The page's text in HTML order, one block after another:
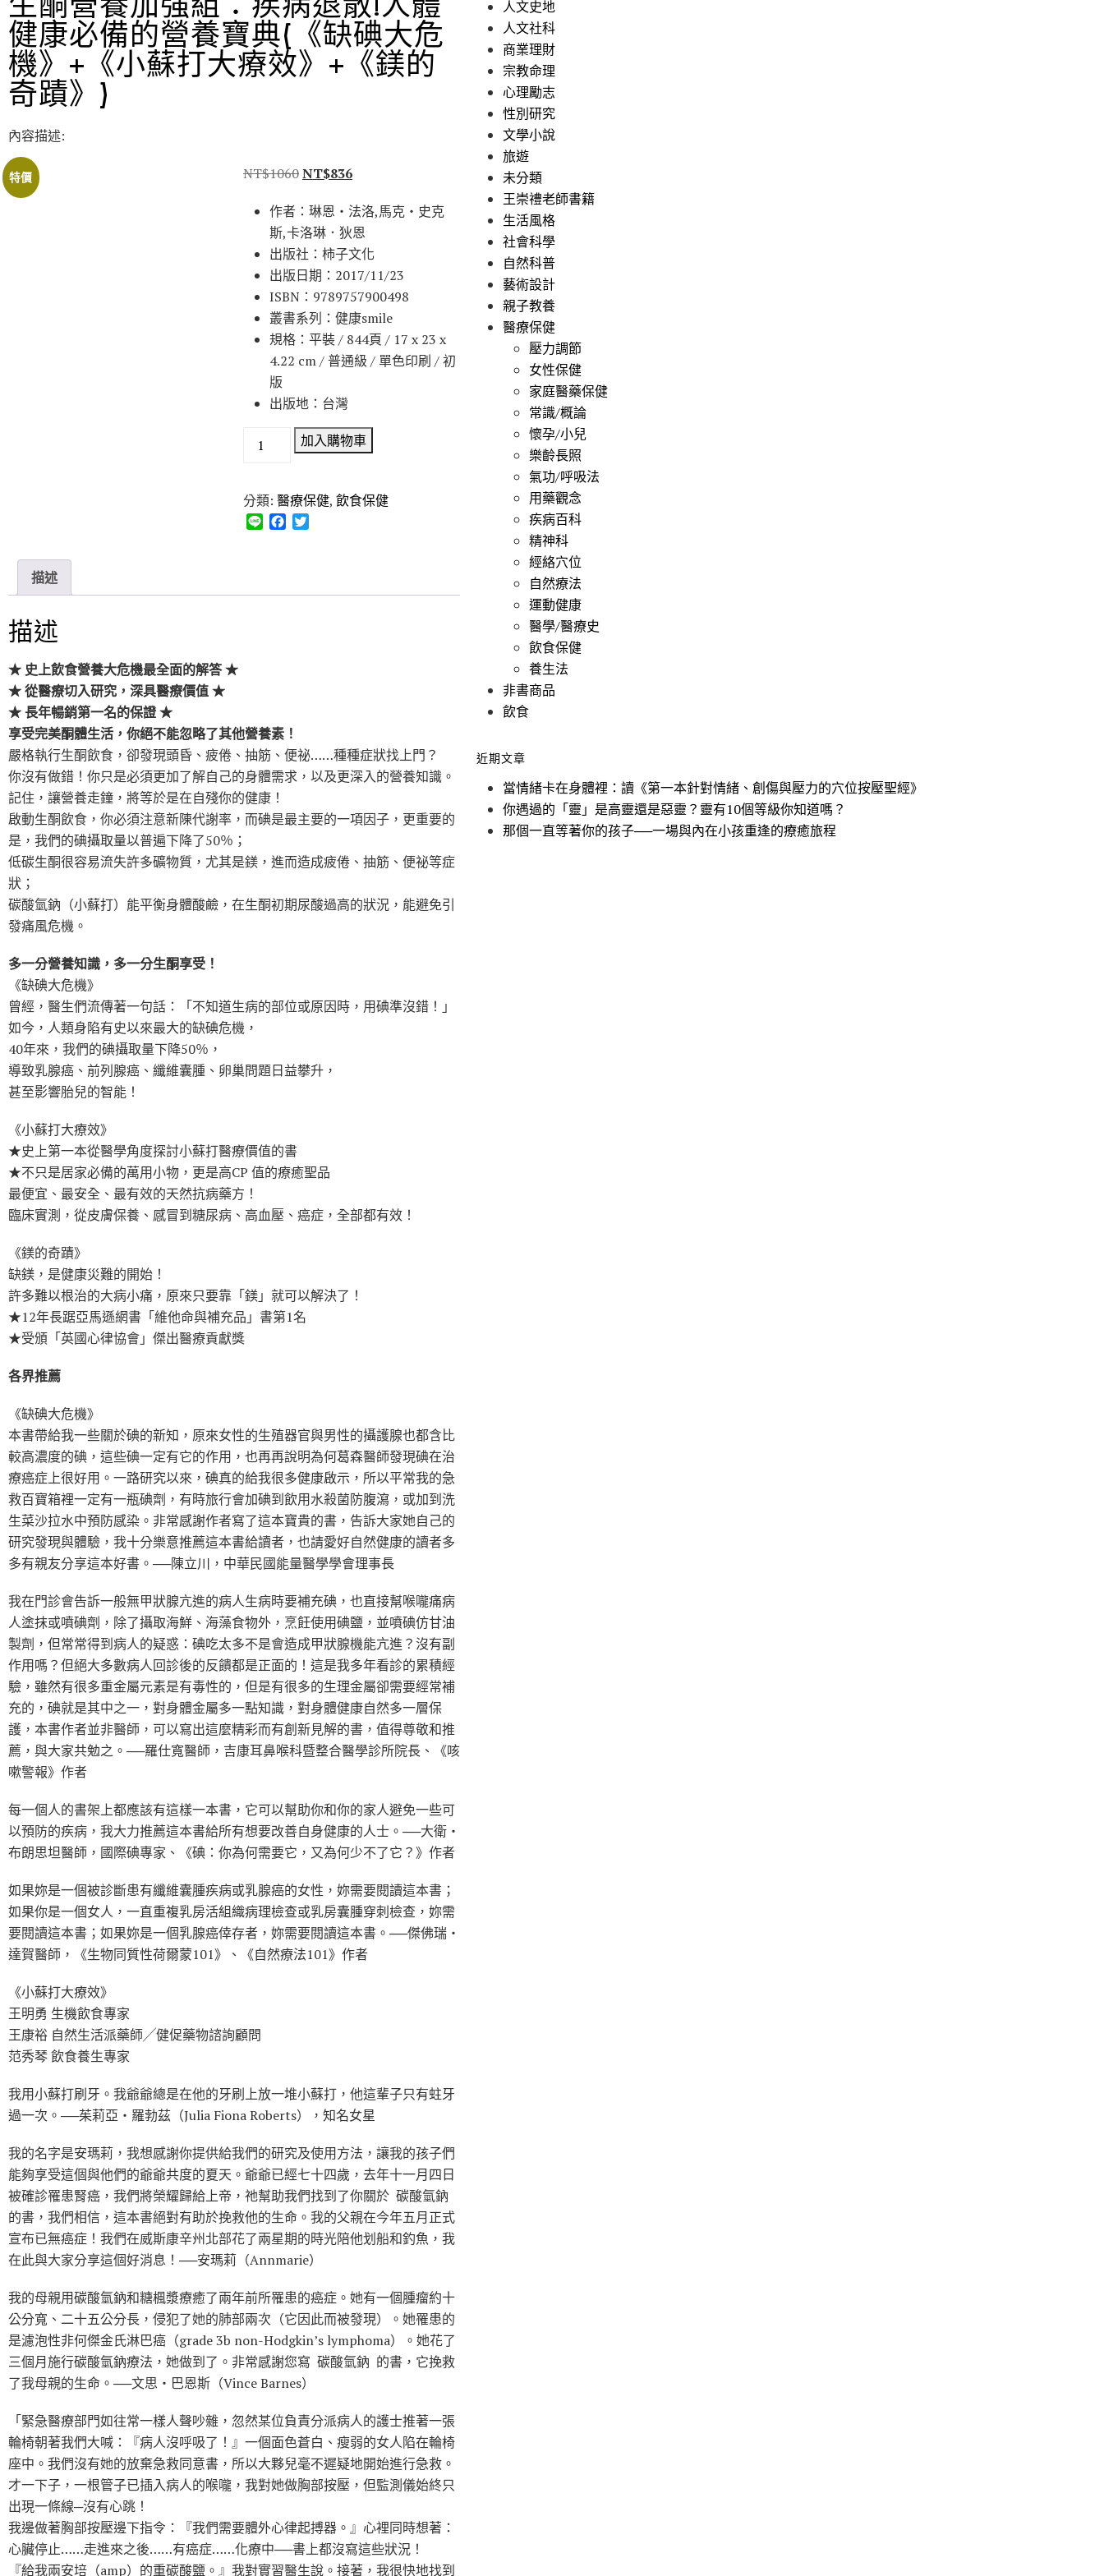
健康必備的營養寶典(《缺碘大危
機》+《小蘇打大療效》+《鎂的
奇蹟》)
內容描述:
特價 NT$1060NT$836
作者：琳恩‧法洛,馬克‧史克
斯,卡洛琳．狄恩
出版社：柿子文化
出版日期：2017/11/23
ISBN：9789757900498
叢書系列：健康smile
規格：平裝 / 844頁 / 17 x 23 x
4.22 cm / 普通級 / 單色印刷 / 初
版
出版地：台灣
加入購物車
分類: 醫療保健, 飲食保健
描述
描述
★ 史上飲食營養大危機最全面的解答 ★
★ 從醫療切入研究，深具醫療價值 ★
★ 長年暢銷第一名的保證 ★
享受完美酮體生活，你絕不能忽略了其他營養素！
嚴格執行生酮飲食，卻發現頭昏、疲倦、抽筋、便祕……種種症狀找上門？
你沒有做錯！你只是必須更加了解自己的身體需求，以及更深入的營養知識。
記住，讓營養走鐘，將等於是在自殘你的健康！
啟動生酮飲食，你必須注意新陳代謝率，而碘是最主要的一項因子，更重要的
是，我們的碘攝取量以普遍下降了50％；
低碳生酮很容易流失許多礦物質，尤其是鎂，進而造成疲倦、抽筋、便祕等症
狀；
碳酸氫鈉（小蘇打）能平衡身體酸鹼，在生酮初期尿酸過高的狀況，能避免引
發痛風危機。
多一分營養知識，多一分生酮享受！
《缺碘大危機》
曾經，醫生們流傳著一句話：「不知道生病的部位或原因時，用碘準沒錯！」
如今，人類身陷有史以來最大的缺碘危機，
40年來，我們的碘攝取量下降50％，
導致乳腺癌、前列腺癌、纖維囊腫、卵巢問題日益攀升，
甚至影響胎兒的智能！
《小蘇打大療效》
★史上第一本從醫學角度探討小蘇打醫療價值的書
★不只是居家必備的萬用小物，更是高CP 值的療癒聖品
最便宜、最安全、最有效的天然抗病藥方！
臨床實測，從皮膚保養、感冒到糖尿病、高血壓、癌症，全部都有效！
《鎂的奇蹟》
缺鎂，是健康災難的開始！
許多難以根治的大病小痛，原來只要靠「鎂」就可以解決了！
★12年長踞亞馬遜網書「維他命與補充品」書第1名
★受頒「英國心律協會」傑出醫療貢獻獎
各界推薦
《缺碘大危機》
本書帶給我一些關於碘的新知，原來女性的生殖器官與男性的攝護腺也都含比
較高濃度的碘，這些碘一定有它的作用，也再再說明為何葛森醫師發現碘在治
療癌症上很好用。一路研究以來，碘真的給我很多健康啟示，所以平常我的急
救百寶箱裡一定有一瓶碘劑，有時旅行會加碘到飲用水殺菌防腹瀉，或加到洗
生菜沙拉水中預防感染。非常感謝作者寫了這本寶貴的書，告訴大家她自己的
研究發現與體驗，我十分樂意推薦這本書給讀者，也請愛好自然健康的讀者多
多有親友分享這本好書。──陳立川，中華民國能量醫學學會理事長
我在門診會告訴一般無甲狀腺亢進的病人生病時要補充碘，也直接幫喉嚨痛病
人塗抹或噴碘劑，除了攝取海鮮、海藻食物外，烹飪使用碘鹽，並噴碘仿甘油
製劑，但常常得到病人的疑惑：碘吃太多不是會造成甲狀腺機能亢進？沒有副
作用嗎？但絕大多數病人回診後的反饋都是正面的！這是我多年看診的累積經
驗，雖然有很多重金屬元素是有毒性的，但是有很多的生理金屬卻需要經常補
充的，碘就是其中之一，對身體金屬多一點知識，對身體健康自然多一層保
護，本書作者並非醫師，可以寫出這麼精彩而有創新見解的書，值得尊敬和推
薦，與大家共勉之。──羅仕寬醫師，吉康耳鼻喉科暨整合醫學診所院長、《咳
嗽警報》作者
每一個人的書架上都應該有這樣一本書，它可以幫助你和你的家人避免一些可
以預防的疾病，我大力推薦這本書給所有想要改善自身健康的人士。──大衛‧
布朗思坦醫師，國際碘專家、《碘：你為何需要它，又為何少不了它？》作者
如果妳是一個被診斷患有纖維囊腫疾病或乳腺癌的女性，妳需要閱讀這本書；
如果你是一個女人，一直重複乳房活組織病理檢查或乳房囊腫穿刺檢查，妳需
要閱讀這本書；如果妳是一個乳腺癌倖存者，妳需要閱讀這本書。──傑佛瑞‧
達賀醫師，《生物同質性荷爾蒙101》、《自然療法101》作者
《小蘇打大療效》
王明勇 生機飲食專家
王康裕 自然生活派藥師╱健促藥物諮詢顧問
范秀琴 飲食養生專家
我用小蘇打刷牙。我爺爺總是在他的牙刷上放一堆小蘇打，他這輩子只有蛀牙
過一次。──茱莉亞‧羅勃茲（Julia Fiona Roberts），知名女星
我的名字是安瑪莉，我想感謝你提供給我們的研究及使用方法，讓我的孩子們
能夠享受這個與他們的爺爺共度的夏天。爺爺已經七十四歲，去年十一月四日
被確診罹患腎癌，我們將榮耀歸給上帝，祂幫助我們找到了你關於 碳酸氫鈉
的書，我們相信，這本書絕對有助於挽救他的生命。我的父親在今年五月正式
宣布已無癌症！我們在威斯康辛州北部花了兩星期的時光陪他划船和釣魚，我
在此與大家分享這個好消息！──安瑪莉（Annmarie）
我的母親用碳酸氫鈉和糖楓漿療癒了兩年前所罹患的癌症。她有一個腫瘤約十
公分寬、二十五公分長，侵犯了她的肺部兩次（它因此而被發現）。她罹患的
是濾泡性非何傑金氏淋巴癌（grade 3b non-Hodgkin’s lymphoma）。她花了
三個月施行碳酸氫鈉療法，她做到了。非常感謝您寫 碳酸氫鈉 的書，它挽救
了我母親的生命。──文思‧巴恩斯（Vince Barnes）
「緊急醫療部門如往常一樣人聲吵雜，忽然某位負責分派病人的護士推著一張
輪椅朝著我們大喊：『病人沒呼吸了！』一個面色蒼白、瘦弱的女人陷在輪椅
座中。我們沒有她的放棄急救同意書，所以大夥兒毫不遲疑地開始進行急救。
才一下子，一根管子已插入病人的喉嚨，我對她做胸部按壓，但監測儀始終只
出現一條線─沒有心跳！
我邊做著胸部按壓邊下指令：『我們需要體外心律起搏器。』心裡同時想著：
心臟停止……走進來之後……有癌症……化療中──書上都沒寫這些狀況！
『給我兩安培（amp）的重碳酸鹽。』我對實習醫生說。接著，我很快地找到
人文史地
人文社科
商業理財
宗教命理
心理勵志
性別研究
文學小說
旅遊
未分類
王崇禮老師書籍
生活風格
社會科學
自然科普
藝術設計
親子教養
醫療保健
壓力調節
女性保健
家庭醫藥保健
常識/概論
懷孕/小兒
樂齡長照
氣功/呼吸法
用藥觀念
疾病百科
精神科
經絡穴位
自然療法
運動健康
醫學/醫療史
飲食保健
養生法
非書商品
飲食
近期文章
當情緒卡在身體裡：讀《第一本針對情緒、創傷與壓力的穴位按壓聖經》
你遇過的「靈」是高靈還是惡靈？靈有10個等級你知道嗎？
那個一直等著你的孩子──一場與內在小孩重逢的療癒旅程